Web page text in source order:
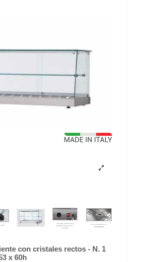
con cristales rectos - N. 1
x 60h